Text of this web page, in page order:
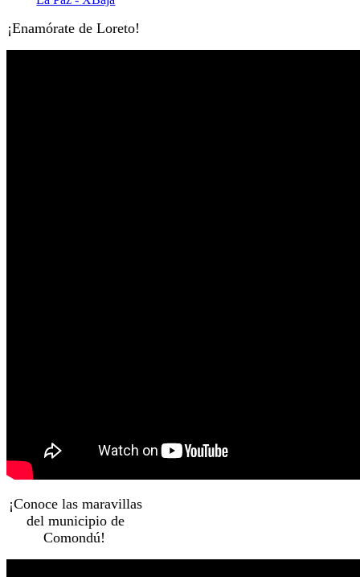
¡Enamórate de Loreto!
¡Conoce las maravillas
del municipio de
Comondú!